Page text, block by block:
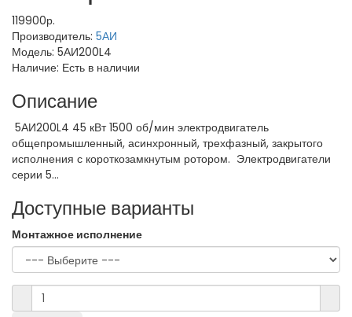
119900р.
Производитель: 5АИ
Модель: 5АИ200L4
Наличие: Есть в наличии
Описание
5АИ200L4 45 кВт 1500 об/мин электродвигатель
общепромышленный, асинхронный, трехфазный, закрытого
исполнения с короткозамкнутым ротором. Электродвигатели
серии 5...
Доступные варианты
Монтажное исполнение